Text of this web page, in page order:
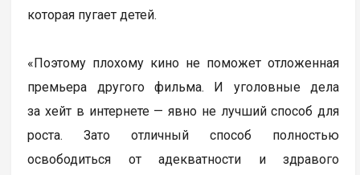
которая пугает детей.
«Поэтому плохому кино не поможет отложенная
премьера другого фильма. И уголовные дела
за хейт в интернете — явно не лучший способ для
роста. Зато отличный способ полностью
освободиться от адекватности и здравого